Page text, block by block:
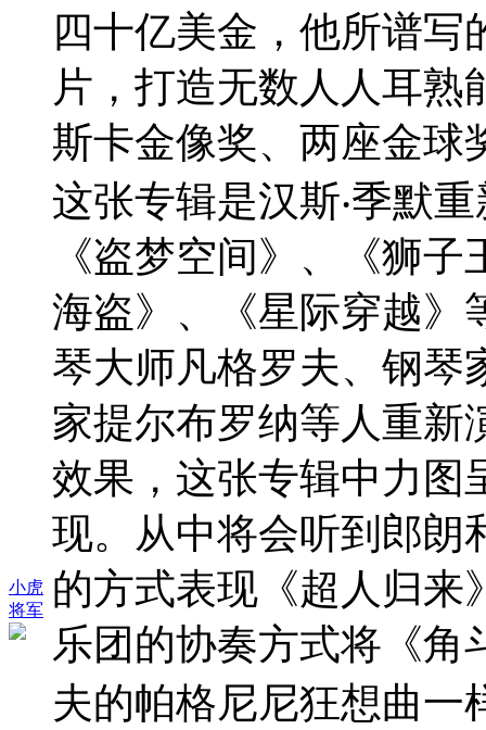
小虎
将军
四十亿美金，他所谱
片，打造无数人人耳
斯卡金像奖、两座金球
这张专辑是汉斯‧季默
《盗梦空间》、《狮
海盗》、《星际穿越》
琴大师凡格罗夫、钢琴
家提尔布罗纳等人重新
效果，这张专辑中力图
现。从中将会听到郎朗
的方式表现《超人归来
乐团的协奏方式将《角
夫的帕格尼尼狂想曲一